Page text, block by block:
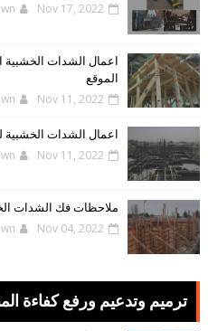
Nov 17, 2022
اعمال الشدات الخشبية
الموقع
Nov 11, 2022
اعمال الشدات الخشبية
Nov 11, 2022
ملاحظات فك الشدات
Nov 04, 2022
ترميم وتدعيم ورفع كفاءة